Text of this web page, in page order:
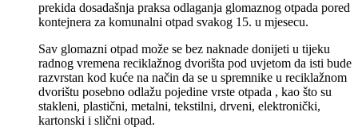
prekida dosadašnja praksa odlaganja glomaznog otpada pored
kontejnera za komunalni otpad svakog 15. u mjesecu.
Sav glomazni otpad može se bez naknade donijeti u tijeku
radnog vremena reciklažnog dvorišta pod uvjetom da isti bude
razvrstan kod kuće na način da se u spremnike u reciklažnom
dvorištu posebno odlažu pojedine vrste otpada , kao što su
stakleni, plastični, metalni, tekstilni, drveni, elektronički,
kartonski i slični otpad.